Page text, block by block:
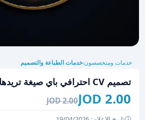
خدمات ومتخصصون›خدمات الطباعة والتصميم
تصميم CV احترافي باي صيغة تريدها وبكل اللغات
2.00 JOD
2.00 JOD